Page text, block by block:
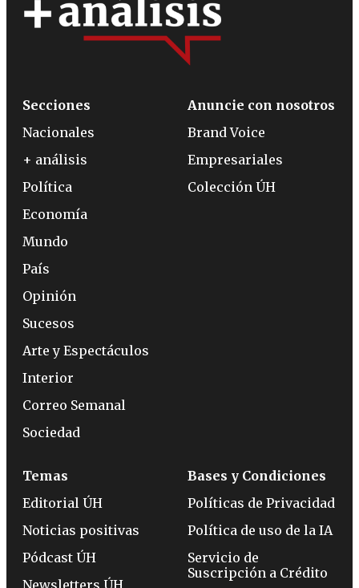
Secciones
Nacionales
+ análisis
Política
Economía
Mundo
País
Opinión
Sucesos
Arte y Espectáculos
Interior
Correo Semanal
Sociedad
Anuncie con nosotros
Brand Voice
Empresariales
Colección ÚH
Temas
Editorial ÚH
Noticias positivas
Pódcast ÚH
Newsletters ÚH
Bases y Condiciones
Políticas de Privacidad
Política de uso de la IA
Servicio de
Suscripción a Crédito